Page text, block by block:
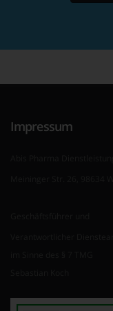
Impressum